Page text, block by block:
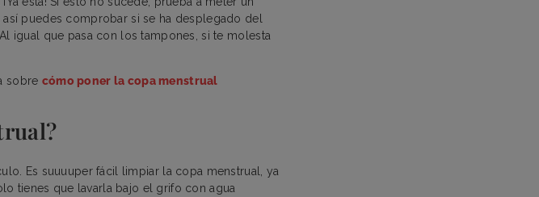
puedes comprobar si se ha desplegado del
igual que pasa con los tampones, si te molesta
sobre cómo poner la copa menstrual
Es suuuuper fácil limpiar la copa menstrual, ya
tienes que lavarla bajo el grifo con agua